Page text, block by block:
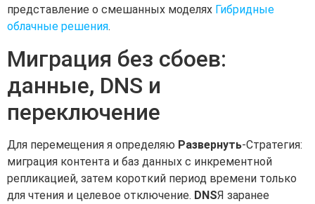
представление о смешанных моделях Гибридные
облачные решения.
Миграция без сбоев:
данные, DNS и
переключение
Для перемещения я определяю Развернуть-Стратегия:
миграция контента и баз данных с инкрементной
репликацией, затем короткий период времени только
для чтения и целевое отключение. DNSЯ заранее